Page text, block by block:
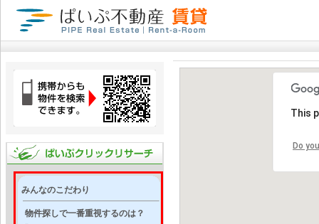
みんなのこだわり
物件探しで一番重視するのは？
This
Do